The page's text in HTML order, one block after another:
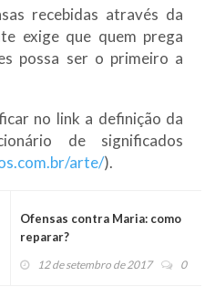
recebidas através da
exige que quem prega
possa ser o primeiro a
no link a definição da
de significados
arte/).
Ofensas contra Maria: como
reparar?
12 de setembro de 2017 0